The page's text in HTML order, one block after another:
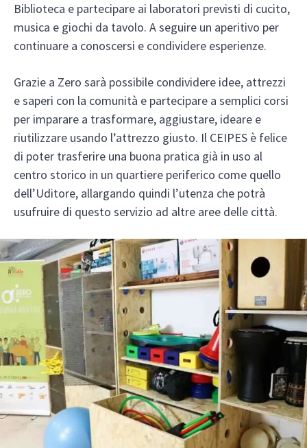
Biblioteca e partecipare ai laboratori previsti di cucito,
musica e giochi da tavolo. A seguire un aperitivo per
continuare a conoscersi e condividere esperienze.
Grazie a Zero sarà possibile condividere idee, attrezzi
e saperi con la comunità e partecipare a semplici corsi
per imparare a trasformare, aggiustare, ideare e
riutilizzare usando l’attrezzo giusto. Il CEIPES è felice
di poter trasferire una buona pratica già in uso al
centro storico in un quartiere periferico come quello
dell’Uditore, allargando quindi l’utenza che potrà
usufruire di questo servizio ad altre aree delle città.